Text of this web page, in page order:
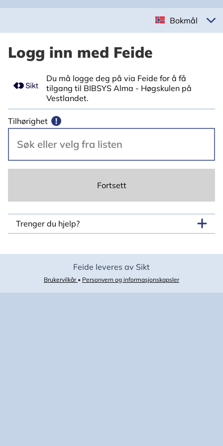
Bokmål
Logg inn med Feide
Du må logge deg på via Feide for å få
tilgang til BIBSYS Alma - Høgskulen på
Vestlandet.
Tilhørighet !
Fortsett
Trenger du hjelp?
Feide leveres av Sikt
Brukervilkår • Personvern og informasjonskapsler